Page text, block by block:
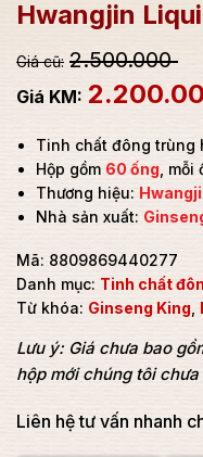
Hwangjin
2.500.000
Tinh chất đông trùng
Hộp gồm 60 ống , mỗi
Thương hiệu:
Nhà sản xuất:
Mã: 8809869440277
Danh mục: Tinh chất
Từ khóa: Ginseng King
Lưu ý: Giá chưa bao
hộp mới chúng tôi
Liên hệ tư vấn nhanh